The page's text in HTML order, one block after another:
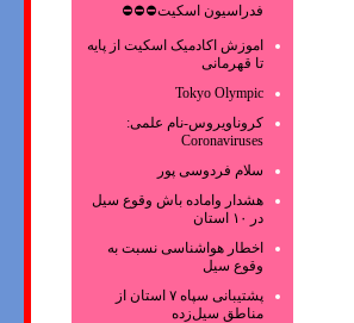
فدراسیون اسکیت⛔⛔⛔
اموزش اکادمیک اسکیت از پایه
تا قهرمانی
Tokyo Olympic
کروناویروس‌-نام علمی:
Coronaviruses
سلام فردوسی پور
هشدار واماده باش وقوع سیل
در ۱۰ استان
اخطار هواشناسی نسبت به
وقوع سیل
پشتیبانی سپاه ۷ استان از
مناطق سیل‌زده